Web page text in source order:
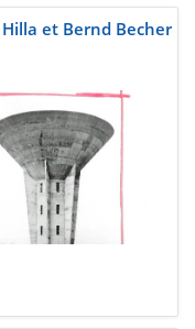
Hilla et Bernd Becher